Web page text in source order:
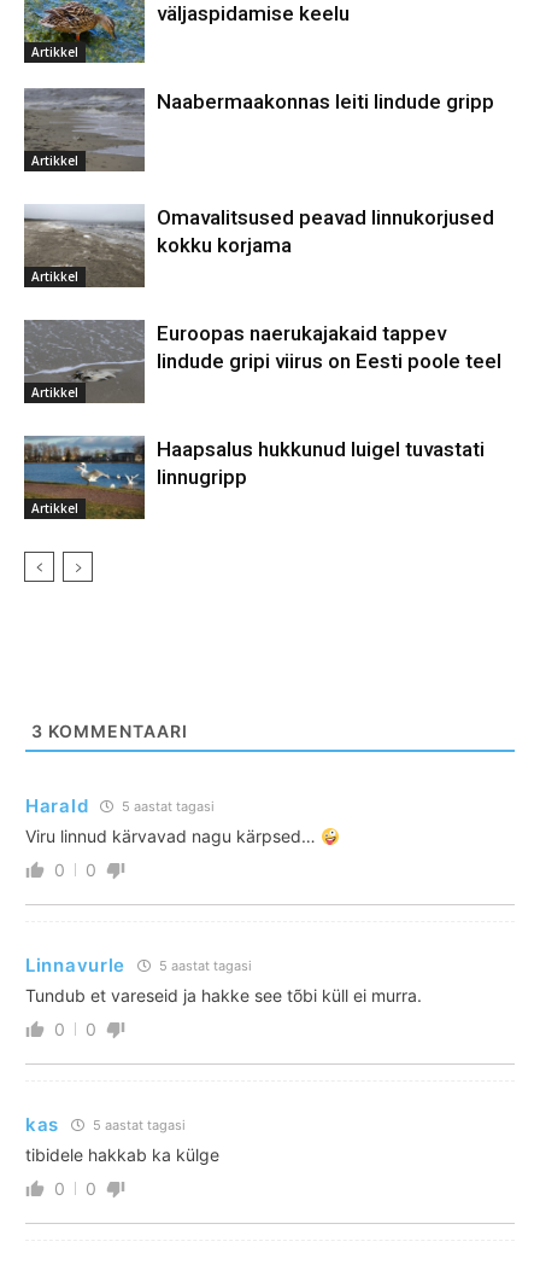
Artikkel
väljaspidamise keelu
Artikkel
Naabermaakonnas leiti lindude gripp
Artikkel
Omavalitsused peavad linnukorjused
kokku korjama
Artikkel
Euroopas naerukajakaid tappev
lindude gripi viirus on Eesti poole teel
Artikkel
Haapsalus hukkunud luigel tuvastati
linnugripp
3 KOMMENTAARI
Harald 5 aastat tagasi
Viru linnud kärvavad nagu kärpsed…
0
0
Linnavurle 5 aastat tagasi
Tundub et vareseid ja hakke see tõbi küll ei murra.
0
0
kas 5 aastat tagasi
tibidele hakkab ka külge
0
0